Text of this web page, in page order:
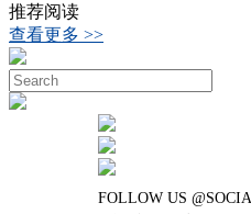
推荐阅读
查看更多 >>
FOLLOW US